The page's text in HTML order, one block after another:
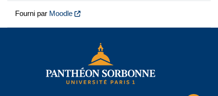
Fourni par Moodle